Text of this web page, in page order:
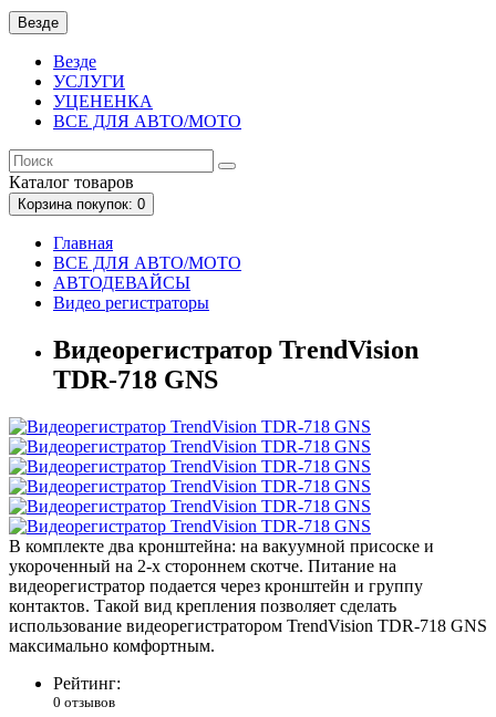
Везде
Везде
УСЛУГИ
УЦЕНЕНКА
ВСЕ ДЛЯ АВТО/МОТО
Каталог товаров
Корзинапокупок: 0
Главная
ВСЕ ДЛЯ АВТО/МОТО
АВТОДЕВАЙСЫ
Видео регистраторы
Видеорегистратор TrendVision
TDR-718 GNS
В комплекте два кронштейна: на вакуумной присоске и
укороченный на 2-х стороннем скотче. Питание на
видеорегистратор подается через кронштейн и группу
контактов. Такой вид крепления позволяет сделать
использование видеорегистратором TrendVision TDR-718 GNS
максимально комфортным.
Рейтинг:
0 отзывов